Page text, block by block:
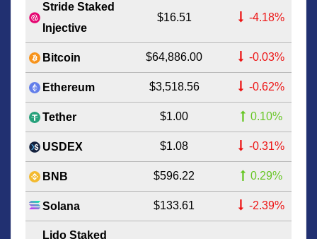
Stride Staked
Injective
$16.51 -4.18%
Bitcoin $64,886.00 -0.03%
Ethereum $3,518.56 -0.62%
Tether $1.00 0.10%
USDEX $1.08 -0.31%
BNB $596.22 0.29%
Solana $133.61 -2.39%
Lido Staked